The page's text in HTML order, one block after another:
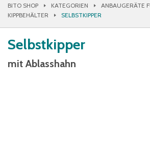
BITO SHOP KATEGORIEN
ANBAUGERÄTE
KIPPBEHÄLTER
SELBSTKIPPER
Selbstkipper
mit Ablasshahn